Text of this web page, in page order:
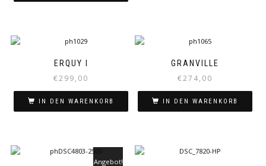
ERQUY I
€299,00
IN DEN WARENKORB
GRANVILLE
€274,00
IN DEN WARENKORB
Angebot!